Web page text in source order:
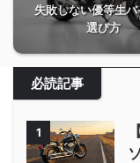
失敗しない優等生
選び方
必読記事
1